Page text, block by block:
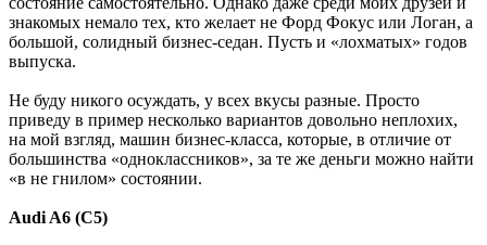
знакомых немало тех, кто желает не Форд Фокус или Логан, а
большой, солидный бизнес-седан. Пусть и «лохматых» годов
выпуска.
Не буду никого осуждать, у всех вкусы разные. Просто
приведу в пример несколько вариантов довольно неплохих,
на мой взгляд, машин бизнес-класса, которые, в отличие от
большинства «одноклассников», за те же деньги можно найти
«в не гнилом» состоянии.
Audi A6 (C5)